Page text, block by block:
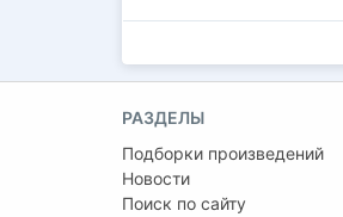
РАЗДЕЛЫ
Подборки произведений
Новости
Поиск по сайту